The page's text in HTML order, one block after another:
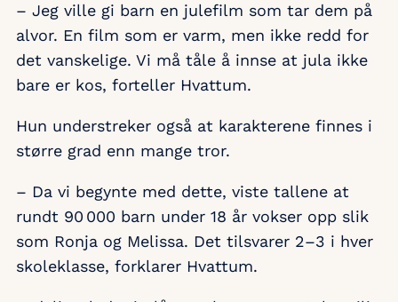
– Jeg ville gi barn en julefilm som tar dem på
alvor. En film som er varm, men ikke redd for
det vanskelige. Vi må tåle å innse at jula ikke
bare er kos, forteller Hvattum.
Hun understreker også at karakterene finnes i
større grad enn mange tror.
– Da vi begynte med dette, viste tallene at
rundt 90 000 barn under 18 år vokser opp slik
som Ronja og Melissa. Det tilsvarer 2–3 i hver
skoleklasse, forklarer Hvattum.